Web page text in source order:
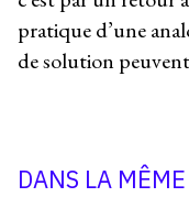
pratique d’une
de solution
DANS LA